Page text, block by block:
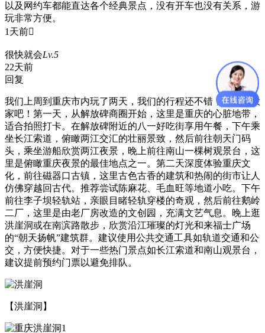
以及网约车都能直达各个经典景点，没有开车也没有关系，游
玩非常方便。
1天前
很快就会Lv.5
22天前
回复
我们上周到重庆市内玩了两天，我们的行程还不错，分享给大
家吧！第一天，从解放碑商圈开始，这里是重庆的心脏地带，
适合拍照打卡。在解放碑附近的八一好吃街享用午餐，下午乘
坐长江索道，俯瞰两江交汇的壮丽景致，然后前往朝天门码
头，乘坐游船欣赏两江夜景，晚上前往南山一棵树观景台，这
里是俯瞰重庆夜景的最佳地点之一。第二天深度体验重庆文
化，前往磁器口古镇，这里古色古香的建筑和热闹的街市让人
仿佛穿越回古代。推荐尝试陈麻花、毛血旺等地道小吃。下午
前往李子坝轻轨站，亲眼目睹轻轨穿楼的奇观，然后前往鹅岭
二厂，这里是由老厂房改造的文创园，充满文艺气息。晚上逛
洪崖洞或在南滨路散步，欣赏沿江璀璨的灯光和来福士广场
的“朝天扬帆”建筑群。建议使用公共交通工具如轨道交通和公
交，方便快捷。对于一些热门景点如长江索道和南山观景台，
建议提前预约门票以避免排队。
【洪崖洞】